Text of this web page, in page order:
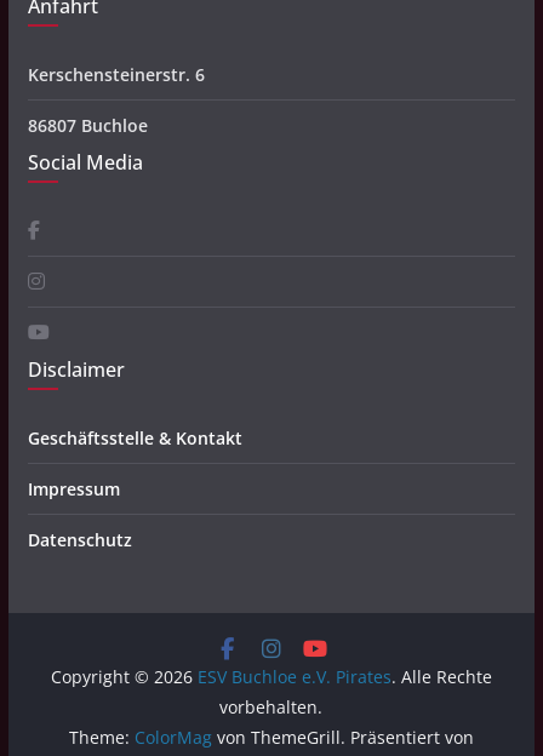
Anfahrt
Kerschensteinerstr. 6
86807 Buchloe
Social Media
Disclaimer
Geschäftsstelle & Kontakt
Impressum
Datenschutz
Copyright © 2026 ESV Buchloe e.V. Pirates. Alle Rechte
vorbehalten.
Theme: ColorMagvon ThemeGrill. Präsentiert von